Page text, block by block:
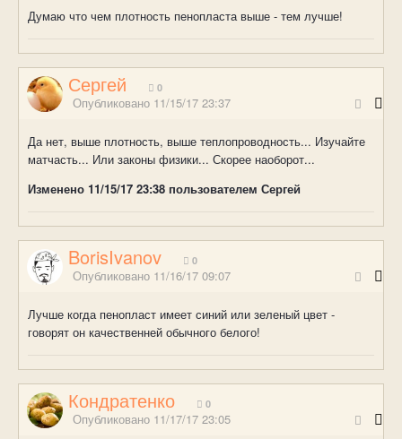
Думаю что чем плотность пенопласта выше - тем лучше!
Сергей 0
Опубликовано 11/15/17 23:37
Да нет, выше плотность, выше теплопроводность... Изучайте
матчасть... Или законы физики... Скорее наоборот...
Изменено 11/15/17 23:38 пользователем Сергей
BorisIvanov 0
Опубликовано 11/16/17 09:07
Лучше когда пенопласт имеет синий или зеленый цвет -
говорят он качественней обычного белого!
Кондратенко 0
Опубликовано 11/17/17 23:05